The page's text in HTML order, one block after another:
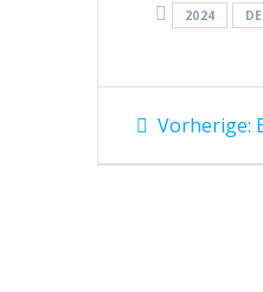
2024
Vorherige: